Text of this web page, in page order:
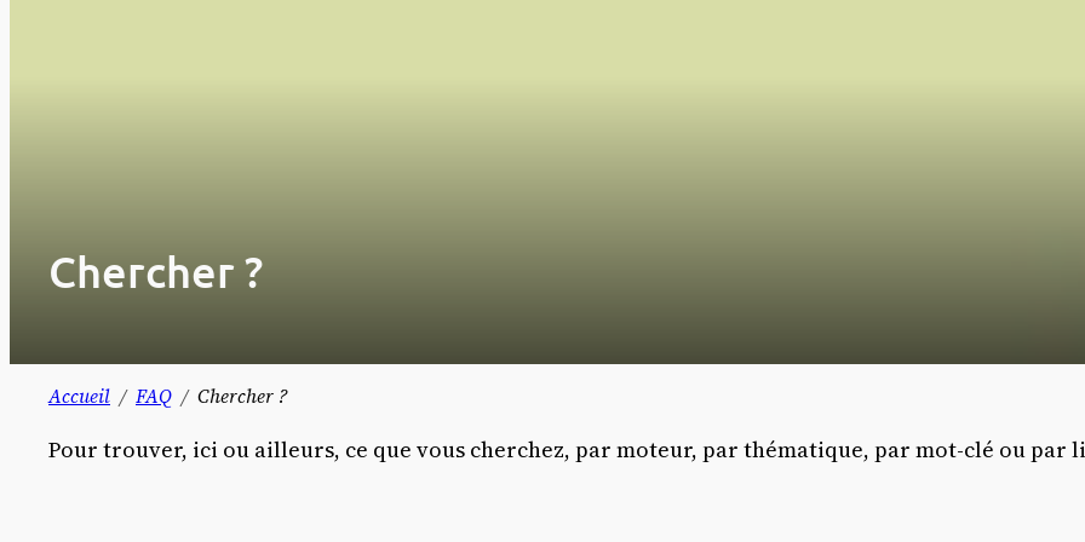
Chercher ?
Accueil FAQ Chercher ?
Pour trouver, ici ou ailleurs, ce que vous cherchez, par moteur, par thématique, par mot-clé ou par